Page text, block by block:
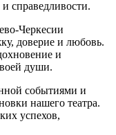
справедливости.
Черкесии
доверие и любовь.
и
души.
событиями и
нашего театра.
успехов,